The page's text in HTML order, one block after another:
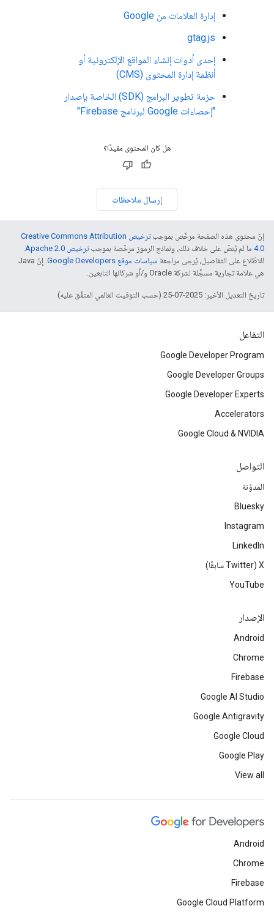
إدارة العلامات من Google
gtag.js
إحدى أدوات إنشاء المواقع الإلكترونية أو
أنظمة إدارة المحتوى (CMS)
حزمة تطوير البرامج (SDK) الخاصة بإصدار
"إحصاءات Google لبرنامج Firebase"
هل كان المحتوى مفيدًا؟
إرسال ملاحظات
إنّ محتوى هذه الصفحة مرخّص بموجب
ترخيص Creative Commons Attribution
4.0‏ ما لم يُنصّ على خلاف ذلك، ونماذج الرموز مرخّصة بموجبترخيص Apache 2.0‏
.
للاطّلاع على التفاصيل، يُرجى مراجعة سياسات موقع Google Developers‏
. إنّ Java
هي علامة تجارية مسجَّلة لشركة Oracle و/أو شركائها التابعين.
تاريخ التعديل الأخير: 2025-07-25 (حسب التوقيت العالمي المتفَّق عليه)
التفاعل
Google Developer Program
Google Developer Groups
Google Developer Experts
Accelerators
Google Cloud & NVIDIA
التواصل
المدوّنة
Bluesky
Instagram
LinkedIn
‫X ‏(Twitter سابقًا)
YouTube
الإصدار
Android
Chrome
Firebase
Google AI Studio
Google Antigravity
Google Cloud
Google Play
View all
Android
Chrome
Firebase
Google Cloud Platform